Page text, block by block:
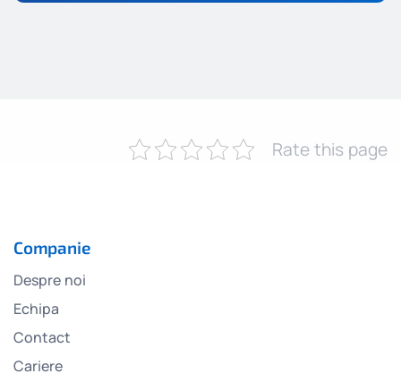
Rate this page
Companie
Despre noi
Echipa
Contact
Cariere